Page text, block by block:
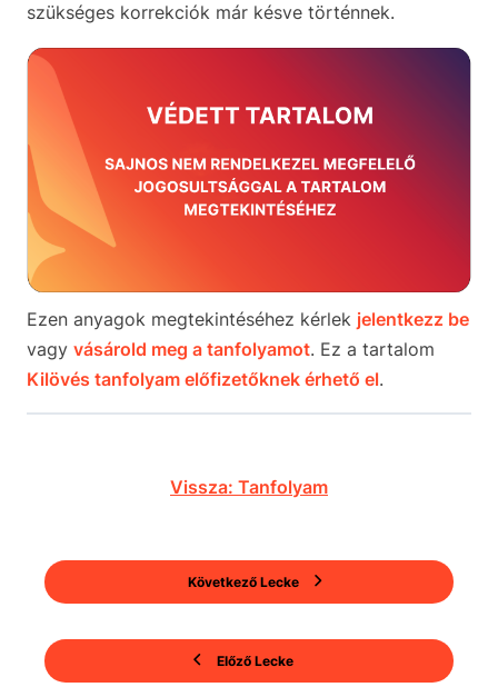
szükséges korrekciók már késve történnek.
Ezen anyagok megtekintéséhez kérlek jelentkezz be
vagy vásárold meg a tanfolyamot. Ez a tartalom
Kilövés tanfolyam előfizetőknek érhető el.
Előző Lecke
Vissza: Tanfolyam
Következő Lecke